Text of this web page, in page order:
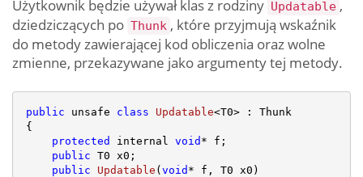
Użytkownik będzie używał klas z rodziny Updatable ,
dziedziczących po Thunk , które przyjmują wskaźnik
do metody zawierającej kod obliczenia oraz wolne
zmienne, przekazywane jako argumenty tej metody.
public unsafe class Updatable<T0> :
Thunk
{
protected
internal void * f;
public T0 x0;
public
Updatable ( void * f, T0 x0)